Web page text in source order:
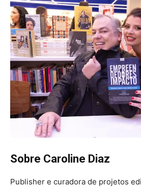
Sobre Caroline Diaz
Publisher e curadora de projetos